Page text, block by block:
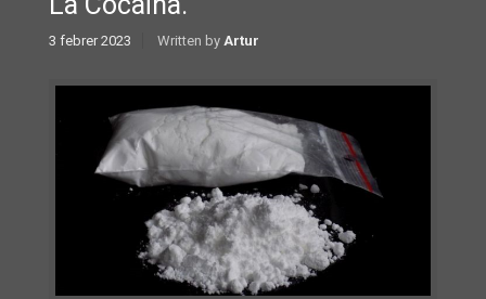
3 febrer 2023 Written by Artur